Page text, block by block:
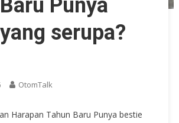
Punya
serupa?
OtomTalk
Harapan Tahun Baru Punya bestie